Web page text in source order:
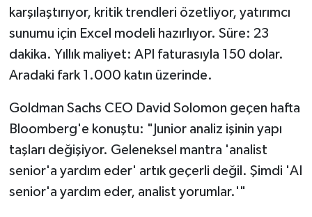
karşılaştırıyor, kritik trendleri özetliyor, yatırımcı
sunumu için Excel modeli hazırlıyor. Süre: 23
dakika. Yıllık maliyet: API faturasıyla 150 dolar.
Aradaki fark 1.000 katın üzerinde.
Goldman Sachs CEO David Solomon geçen hafta
Bloomberg'e konuştu: "Junior analiz işinin yapı
taşları değişiyor. Geleneksel mantra 'analist
senior'a yardım eder' artık geçerli değil. Şimdi 'AI
senior'a yardım eder, analist yorumlar.'"